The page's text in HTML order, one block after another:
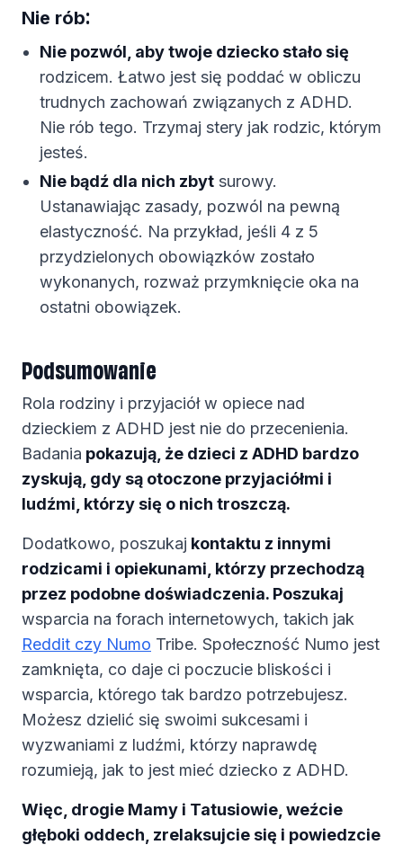
Nie rób:
Nie pozwól, aby twoje dziecko stało się
rodzicem. Łatwo jest się poddać w obliczu
trudnych zachowań związanych z ADHD.
Nie rób tego. Trzymaj stery jak rodzic, którym
jesteś.
Nie bądź dla nich zbyt surowy.
Ustanawiając zasady, pozwól na pewną
elastyczność. Na przykład, jeśli 4 z 5
przydzielonych obowiązków zostało
wykonanych, rozważ przymknięcie oka na
ostatni obowiązek.
Podsumowanie
Rola rodziny i przyjaciół w opiece nad
dzieckiem z ADHD jest nie do przecenienia.
Badania pokazują, że dzieci z ADHD bardzo
zyskują, gdy są otoczone przyjaciółmi i
ludźmi, którzy się o nich troszczą.
Dodatkowo, poszukaj kontaktu z innymi
rodzicami i opiekunami, którzy przechodzą
przez podobne doświadczenia. Poszukaj
wsparcia na forach internetowych, takich jak
Reddit czy Numo Tribe. Społeczność Numo jest
zamknięta, co daje ci poczucie bliskości i
wsparcia, którego tak bardzo potrzebujesz.
Możesz dzielić się swoimi sukcesami i
wyzwaniami z ludźmi, którzy naprawdę
rozumieją, jak to jest mieć dziecko z ADHD.
Więc, drogie Mamy i Tatusiowie, weźcie
głęboki oddech, zrelaksujcie się i powiedzcie